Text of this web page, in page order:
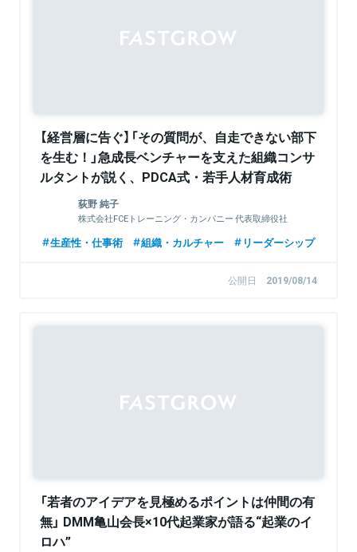
【経営層に告ぐ】「その質問が、自走できない部下
を生む！」急成長ベンチャーを支えた組織コンサ
ルタントが説く、PDCA式・若手人材育成術
荻野 純子
株式会社FCEトレーニング・カンパニー 代表取締役社
生産性・仕事術 組織・カルチャー リーダーシップ
公開日 2019/08/14
「若者のアイデアを見極めるポイントは仲間の有
無」 DMM亀山会長×10代起業家が語る“起業のイ
ロハ”